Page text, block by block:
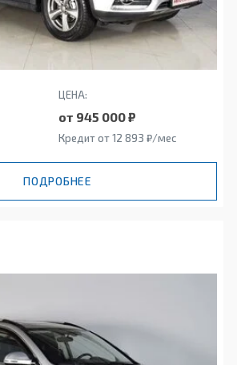
ЦЕНА:
от 945 000 ₽
Кредит от 12 893 ₽/мес
ПОДРОБНЕЕ